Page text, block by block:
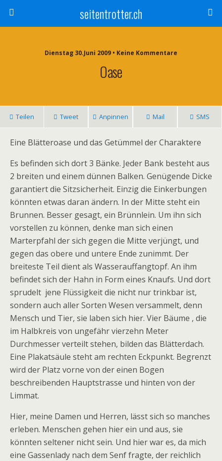
seitentrotter.ch
Dienstag 30.Juni 2009 • Keine Kommentare
Oase
Teilen Tweet Anpinnen Mail SMS
Eine Blätteroase und das Getümmel der Charaktere
Es befinden sich dort 3 Bänke. Jeder Bank besteht aus
2 breiten und einem dünnen Balken. Genügende Dicke
garantiert die Sitzsicherheit. Einzig die Einkerbungen
könnten etwas daran ändern. In der Mitte steht ein
Brunnen. Besser gesagt, ein Brünnlein. Um ihn sich
vorstellen zu können, denke man sich einen
Marterpfahl der sich gegen die Mitte verjüngt, und
gegen das obere und untere Ende zunimmt. Der
breiteste Teil dient als Wasserauffangtopf. An ihm
befindet sich der Hahn in Form eines Knaufs. Und dort
sprudelt jene Flüssigkeit die nicht nur trinkbar ist,
sondern auch aller Sorten Wesen versammelt, denn
Mensch und Tier, sie laben sich hier. Vier Bäume , die
im Halbkreis von ungefähr vierzehn Meter
Durchmesser verteilt stehen, bilden das Blätterdach.
Eine Plakatsäule steht am rechten Eckpunkt. Begrenzt
wird der Platz vorne von der einen Bogen
beschreibenden Hauptstrasse und hinten von der
Limmat.
Hier, meine Damen und Herren, lässt sich so manches
erleben. Menschen gehen hier ein und aus, sie
könnten seltener nicht sein. Und hier war es, da mich
eine Gassenlady nach dem Senf fragte, der reichlich